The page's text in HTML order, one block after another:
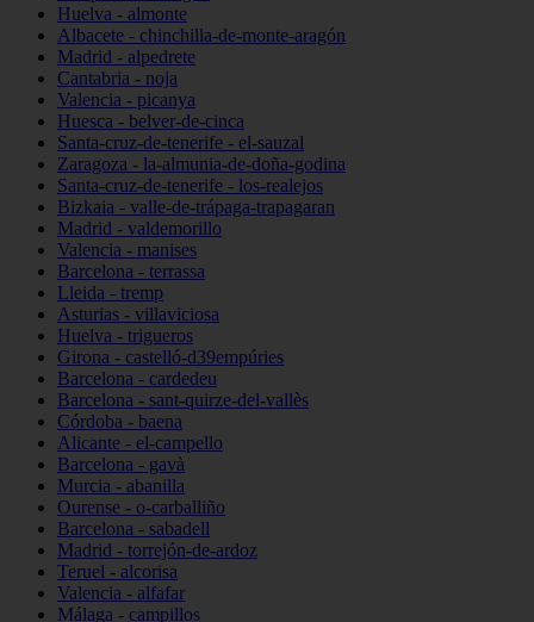
Huelva - almonte
Albacete - chinchilla-de-monte-aragón
Madrid - alpedrete
Cantabria - noja
Valencia - picanya
Huesca - belver-de-cinca
Santa-cruz-de-tenerife - el-sauzal
Zaragoza - la-almunia-de-doña-godina
Santa-cruz-de-tenerife - los-realejos
Bizkaia - valle-de-trápaga-trapagaran
Madrid - valdemorillo
Valencia - manises
Barcelona - terrassa
Lleida - tremp
Asturias - villaviciosa
Huelva - trigueros
Girona - castelló-d39empúries
Barcelona - cardedeu
Barcelona - sant-quirze-del-vallès
Córdoba - baena
Alicante - el-campello
Barcelona - gavà
Murcia - abanilla
Ourense - o-carballiño
Barcelona - sabadell
Madrid - torrejón-de-ardoz
Teruel - alcorisa
Valencia - alfafar
Málaga - campillos